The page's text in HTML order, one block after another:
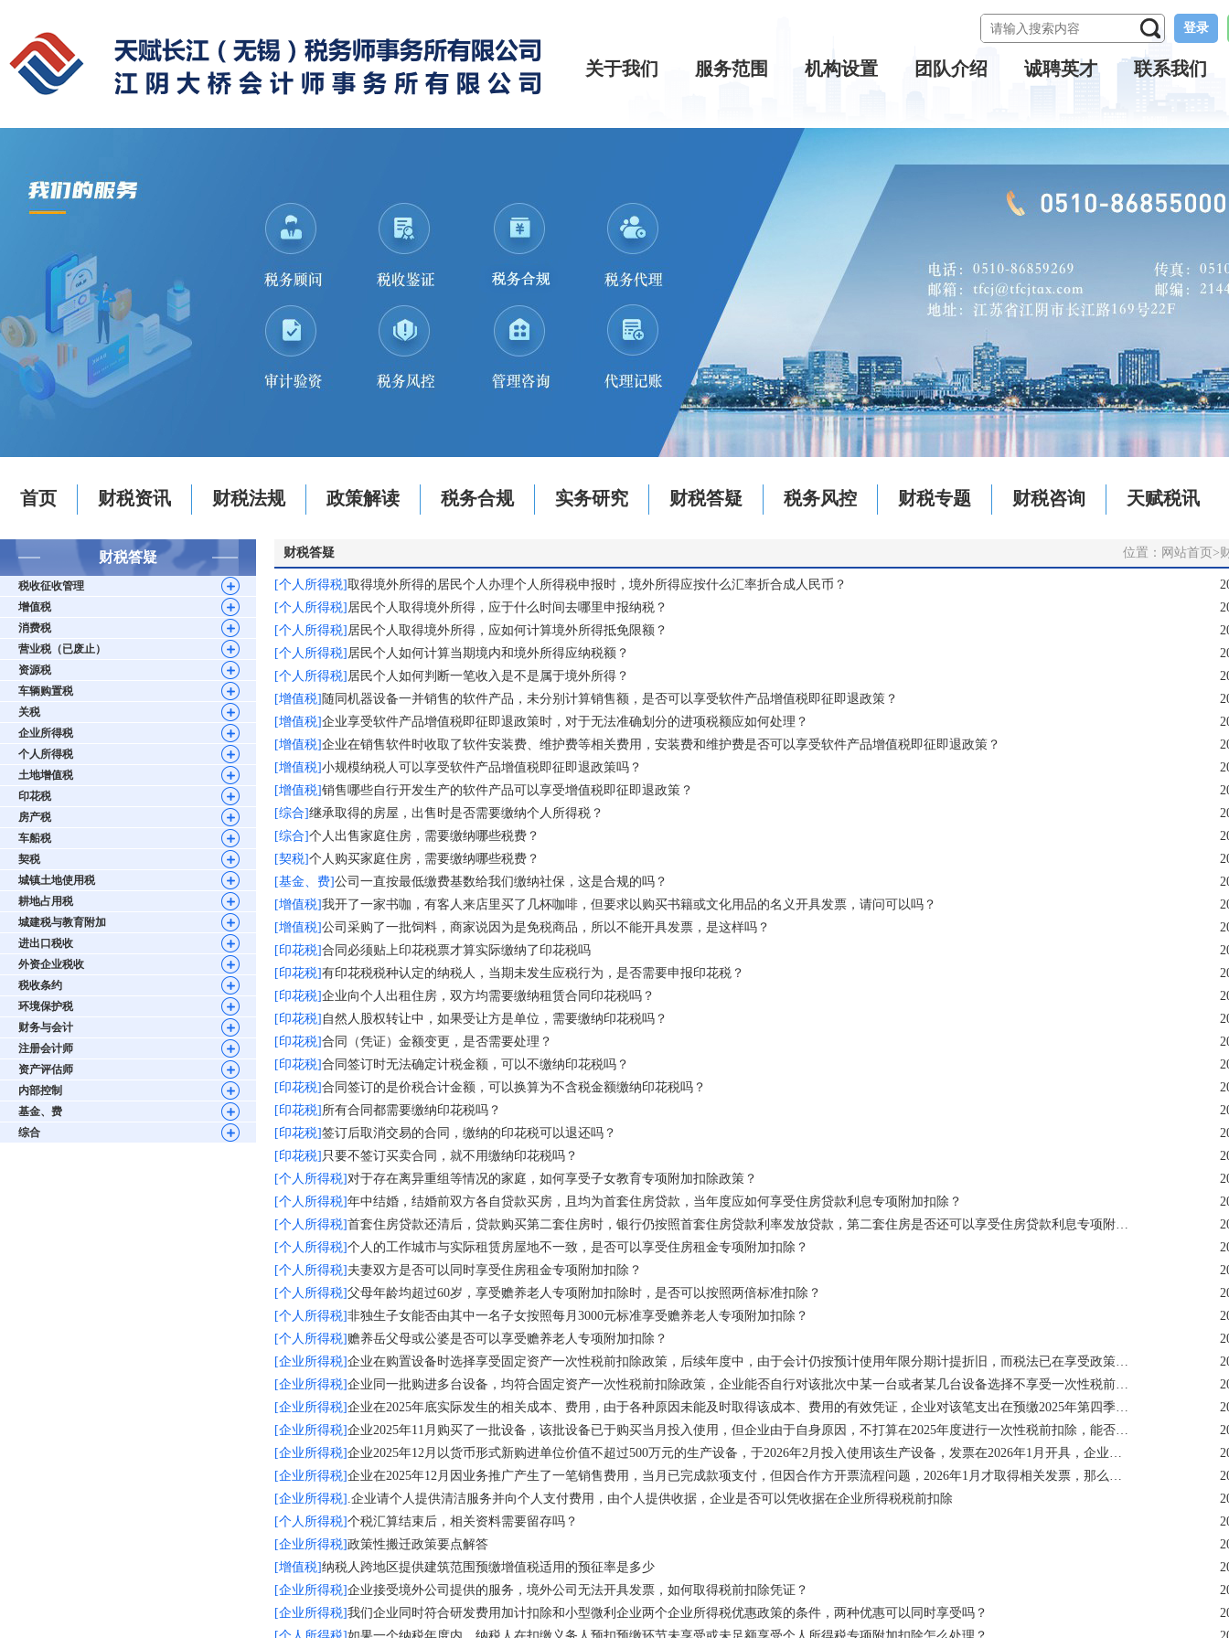
关于我们 服务范围 机构设置 团队介绍 诚聘英才 联系我们
登录
首页 财税资讯 财税法规 政策解读 税务合规 实务研究 财税答疑 税务风控 财税专题 财税咨询 天赋税讯
财税答疑
税收征收管理
增值税
消费税
营业税（已废止）
资源税
车辆购置税
关税
企业所得税
个人所得税
土地增值税
印花税
房产税
车船税
契税
城镇土地使用税
耕地占用税
城建税与教育附加
进出口税收
外资企业税收
税收条约
环境保护税
财务与会计
注册会计师
资产评估师
内部控制
基金、费
综合
财税答疑 位置： 网站首页 >
[个人所得税]取得境外所得的居民个人办理个人所得税申报时，境外所得应按什么汇率折合成人民币？
[个人所得税] 居民个人取得境外所得，应于什么时间去哪里申报纳税？
[个人所得税] 居民个人取得境外所得，应如何计算境外所得抵免限额？
[个人所得税] 居民个人如何计算当期境内和境外所得应纳税额？
[个人所得税] 居民个人如何判断一笔收入是不是属于境外所得？
[增值税] 随同机器设备一并销售的软件产品，未分别计算销售额，是否可以享受软件产品增值税即征即退政策？
[增值税]企业享受软件产品增值税即征即退政策时，对于无法准确划分的进项税额应如何处理？
[增值税]企业在销售软件时收取了软件安装费、维护费等相关费用，安装费和维护费是否可以享受软件产品增值税即征即退政策？
[增值税]小规模纳税人可以享受软件产品增值税即征即退政策吗？
[增值税]销售哪些自行开发生产的软件产品可以享受增值税即征即退政策？
[综合]继承取得的房屋，出售时是否需要缴纳个人所得税？
[综合]个人出售家庭住房，需要缴纳哪些税费？
[契税]个人购买家庭住房，需要缴纳哪些税费？
[基金、费]公司一直按最低缴费基数给我们缴纳社保，这是合规的吗？
[增值税]我开了一家书咖，有客人来店里买了几杯咖啡，但要求以购买书籍或文化用品的名义开具发票，请问可以吗？
[增值税]公司采购了一批饲料，商家说因为是免税商品，所以不能开具发票，是这样吗？
[印花税]合同必须贴上印花税票才算实际缴纳了印花税吗
[印花税]有印花税税种认定的纳税人，当期未发生应税行为，是否需要申报印花税？
[印花税]企业向个人出租住房，双方均需要缴纳租赁合同印花税吗？
[印花税] 自然人股权转让中，如果受让方是单位，需要缴纳印花税吗？
[印花税]合同（凭证）金额变更，是否需要处理？
[印花税]合同签订时无法确定计税金额，可以不缴纳印花税吗？
[印花税]合同签订的是价税合计金额，可以换算为不含税金额缴纳印花税吗？
[印花税] 所有合同都需要缴纳印花税吗？
[印花税]签订后取消交易的合同，缴纳的印花税可以退还吗？
[印花税] 只要不签订买卖合同，就不用缴纳印花税吗？
[个人所得税]对于存在离异重组等情况的家庭，如何享受子女教育专项附加扣除政策？
[个人所得税]年中结婚，结婚前双方各自贷款买房，且均为首套住房贷款，当年度应如何享受住房贷款利息专项附加扣除？
[个人所得税]首套住房贷款还清后，贷款购买第二套住房时，银行仍按照首套住房贷款利率发放贷款，第二套住房是否还可以享受住房贷款利息专项附加扣除？
[个人所得税]个人的工作城市与实际租赁房屋地不一致，是否可以享受住房租金专项附加扣除？
[个人所得税] 夫妻双方是否可以同时享受住房租金专项附加扣除？
[个人所得税]父母年龄均超过60岁，享受赡养老人专项附加扣除时，是否可以按照两倍标准扣除？
[个人所得税]非独生子女能否由其中一名子女按照每月3000元标准享受赡养老人专项附加扣除？
[个人所得税]赡养岳父母或公婆是否可以享受赡养老人专项附加扣除？
[企业所得税]企业在购置设备时选择享受固定资产一次性税前扣除政策，后续年度中，由于会计仍按预计使用年限分期计提折旧，而税法已在享受政策年度将设备成本全额扣除，导致税会处理产生差异。该差异后续年度如何处理？
[企业所得税]企业同一批购进多台设备，均符合固定资产一次性税前扣除政策，企业能否自行对该批次中某一台或者某几台设备选择不享受一次性税前扣除，而对其余设备享受一次性税前扣除？
[企业所得税]企业在2025年底实际发生的相关成本、费用，由于各种原因未能及时取得该成本、费用的有效凭证，企业对该笔支出在预缴2025年第四季度企业所得税时暂按账面发生金额进行核算，若之后取得发票，该如何处理？
[企业所得税]企业2025年11月购买了一批设备，该批设备已于购买当月投入使用，但企业由于自身原因，不打算在2025年度进行一次性税前扣除，能否选择在2026年度享受固定资产一次性税前扣除政策？
[企业所得税]企业2025年12月以货币形式新购进单位价值不超过500万元的生产设备，于2026年2月投入使用该生产设备，发票在2026年1月开具，企业应在哪个年度享受固定资产一次性税前扣除政策？
[企业所得税]企业在2025年12月因业务推广产生了一笔销售费用，当月已完成款项支付，但因合作方开票流程问题，2026年1月才取得相关发票，那么该笔销售费用应计入2025年度还是2026年度？
[企业所得税] .企业请个人提供清洁服务并向个人支付费用，由个人提供收据，企业是否可以凭收据在企业所得税税前扣除
[个人所得税]个税汇算结束后，相关资料需要留存吗？
[企业所得税]政策性搬迁政策要点解答
[增值税]纳税人跨地区提供建筑范围预缴增值税适用的预征率是多少
[企业所得税]企业接受境外公司提供的服务，境外公司无法开具发票，如何取得税前扣除凭证？
[企业所得税]我们企业同时符合研发费用加计扣除和小型微利企业两个企业所得税优惠政策的条件，两种优惠可以同时享受吗？